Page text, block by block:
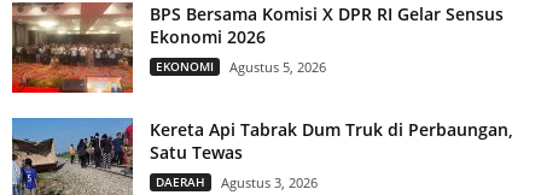
BPS Bersama Komisi X DPR RI Gelar Sensus
Ekonomi 2026
EKONOMI Agustus 5, 2026
Kereta Api Tabrak Dum Truk di Perbaungan,
Satu Tewas
DAERAH Agustus 3, 2026